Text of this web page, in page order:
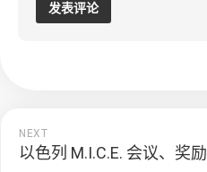
NEXT